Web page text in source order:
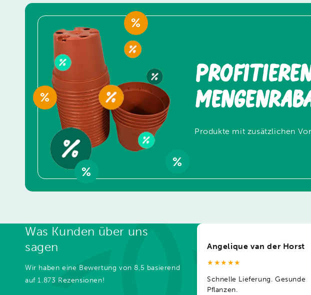
%
%
%
%
Produkte mit zusätzlichen
Was Kunden über uns
sagen
Wir haben eine Bewertung von 8,5 basierend
auf 1.873 Rezensionen!
Angelique van der Horst
★★★★★
Schnelle Lieferung. Gesunde
Pflanzen.